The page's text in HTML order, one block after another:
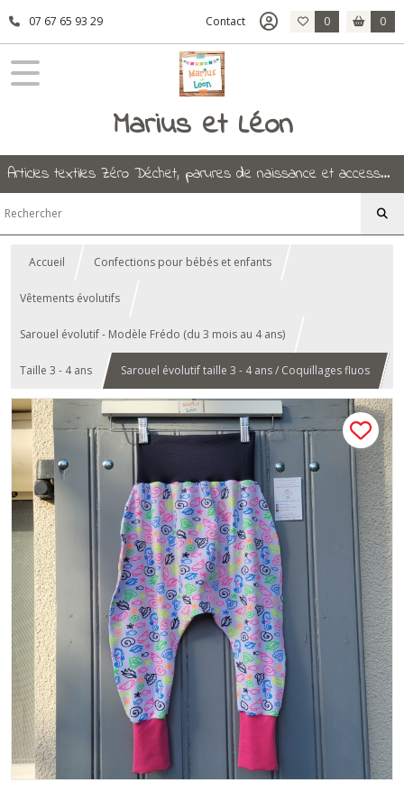
07 67 65 93 29 Contact 0 0
Marius et Léon
Articles textiles Zéro Déchet, parures de naissance et accessoires.
Accueil Confections pour bébés et enfants
Vêtements évolutifs
Sarouel évolutif - Modèle Frédo (du 3 mois au 4 ans)
Taille 3 - 4 ans Sarouel évolutif taille 3 - 4 ans / Coquillages fluos